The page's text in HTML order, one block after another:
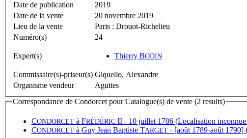
Date de publication
2019
Date de la vente
20 novembre 2019
Lieu de la vente
Paris : Drouot-Richelieu
Numéro(s)
24
Expert(s) Thierry BODIN
Commissaire(s)-priseur(s) Giquello, Alexandre
Organisme vendeur
Aguttes
Correspondance de Condorcet pour Catalogue(s) de vente (2 results)
CONDORCET à FRÉDÉRIC II - 10 juillet 1786 (Localisation inconnue
CONDORCET à Guy Jean Baptiste TARGET - [août 1789-août 1790]